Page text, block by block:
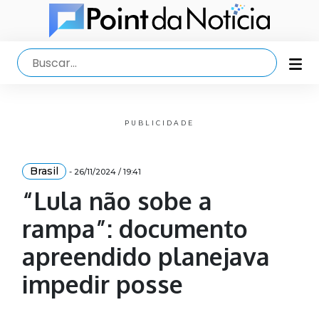
PUBLICIDADE
Brasil - 26/11/2024 / 19:41
“Lula não sobe a
rampa”: documento
apreendido planejava
impedir posse